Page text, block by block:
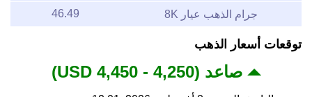
جرام الذهب عيار 8K 46.49
توقعات أسعار الذهب
صاعد (4,250 - 4,450 USD)